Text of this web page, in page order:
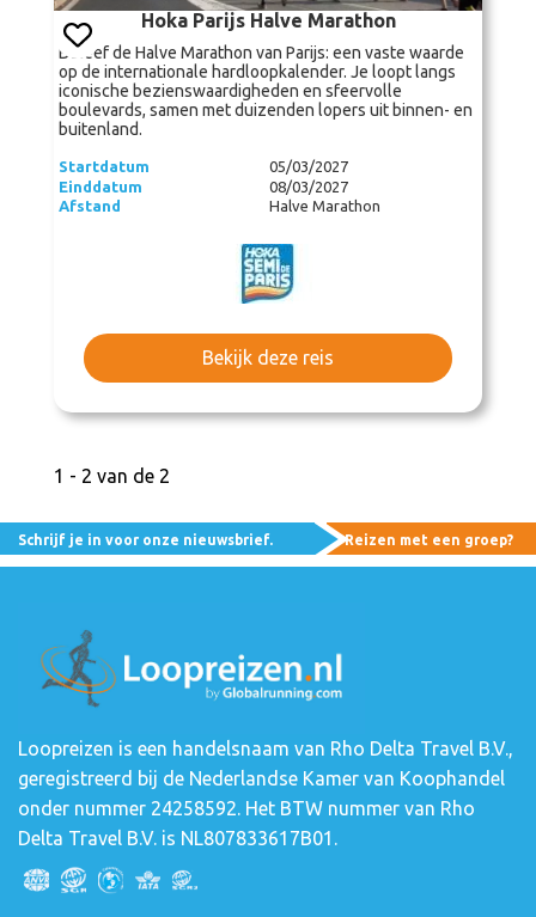
Hoka Parijs Halve Marathon
Beleef de Halve Marathon van Parijs: een vaste waarde
op de internationale hardloopkalender. Je loopt langs
iconische bezienswaardigheden en sfeervolle
boulevards, samen met duizenden lopers uit binnen- en
buitenland.
Startdatum
05/03/2027
Einddatum
08/03/2027
Afstand
Halve Marathon
Bekijk deze reis
1 - 2 van de 2
Schrijf je in voor onze nieuwsbrief. Reizen met een groep?
Loopreizen is een handelsnaam van Rho Delta Travel B.V.,
geregistreerd bij de Nederlandse Kamer van Koophandel
onder nummer 24258592. Het BTW nummer van Rho
Delta Travel B.V. is NL807833617B01.